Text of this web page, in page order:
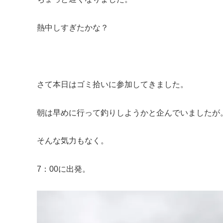
熱中しすぎたかな？
さて本日はゴミ拾いに参加してきました。
朝は早めに行って釣りしようかと企んでいましたが
そんな気力もなく。
7：00に出発。